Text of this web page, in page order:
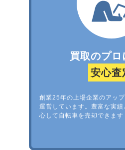
買取のプロ
安心査
創業25年の上場企業のアッ
運営しています。豊富な実
心して自転車を売却できます